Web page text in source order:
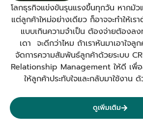
โลกธุรกิจแข่งขันรุนแรงขึ้นทุกวัน หากมั
แต่ลูกค้าใหม่อย่างเดียว ก็อาจจะทำให้เร
แบบเกินความจำเป็น ต้องจ่ายต้องล
เดา จะดีกว่าไหม ถ้าเราหันมาเอาใจ
จัดการความสัมพันธ์ลูกค้าด้วยระบบ
Relationship Management ให้ดี เพื่
ให้ลูกค้าประทับใจและกลับมาใช้งาน
ดูเพิ่มเติม